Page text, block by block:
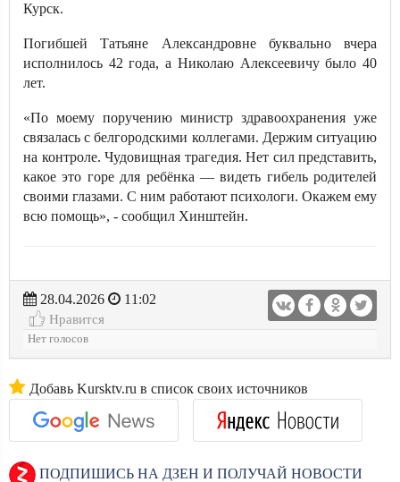
Курск.
Погибшей Татьяне Александровне буквально вчера
исполнилось 42 года, а Николаю Алексеевичу было 40
лет.
«По моему поручению министр здравоохранения уже
связалась с белгородскими коллегами. Держим ситуацию
на контроле. Чудовищная трагедия. Нет сил представить,
какое это горе для ребёнка — видеть гибель родителей
своими глазами. С ним работают психологи. Окажем ему
всю помощь», - сообщил Хинштейн.
28.04.2026
11:02
Нравится
Нет голосов
Добавь Kursktv.ru в список своих источников
ПОДПИШИСЬ НА ДЗЕН И ПОЛУЧАЙ НОВОСТИ